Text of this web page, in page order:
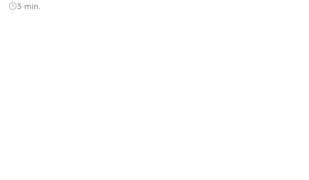
3 min.